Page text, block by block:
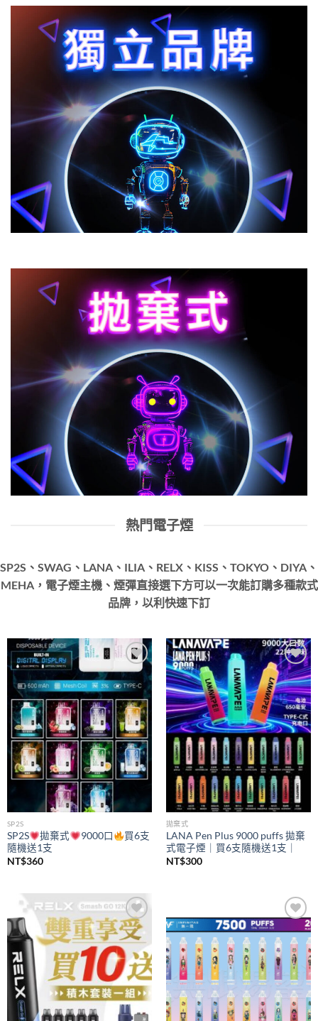
熱門電子煙
SP2S、SWAG、LANA、ILIA、RELX、KISS、TOKYO、DIYA、
MEHA，電子煙主機、煙彈直接選下方可以一次能訂購多種款式
品牌，以利快速下訂
Add to
wishlist
SP2S
SP2S 拋棄式 9000口
買6支
隨機送1支
NT$360
Add to
wishlist
拋棄式
LANA Pen Plus 9000 puffs 拋棄
式電子煙｜買6支隨機送1支｜
NT$300
Add to
wishlist
Add to
wishlist